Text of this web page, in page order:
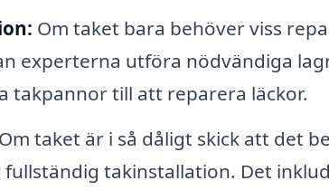
Om taket bara behöver viss
experterna utföra nödvändiga
takpannor till att reparera läckor.
Om taket är i så dåligt skick att det
takinstallation. Det